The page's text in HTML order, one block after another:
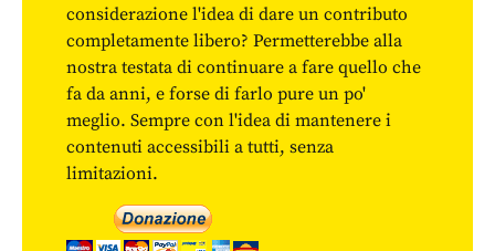
considerazione l'idea di dare un contributo
completamente libero? Permetterebbe alla
nostra testata di continuare a fare quello che
fa da anni, e forse di farlo pure un po'
meglio. Sempre con l'idea di mantenere i
contenuti accessibili a tutti, senza
limitazioni.